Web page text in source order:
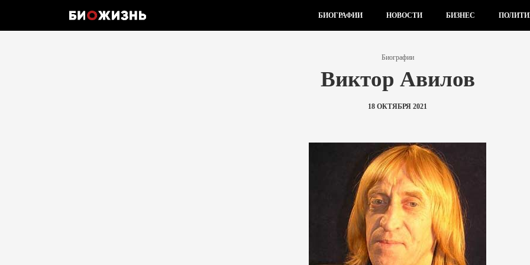
БИОГРАФИИ НОВОСТИ БИЗНЕС
Биографии
Виктор Авилов
18 ОКТЯБРЯ 2021